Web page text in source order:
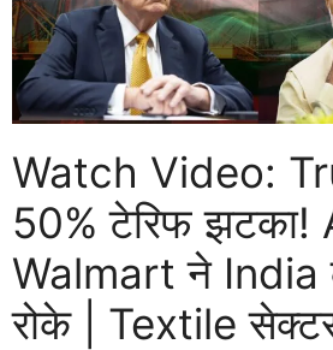
Watch Video:
50% टेरिफ झटका!
Walmart ने
रोके | Textile सेक्टर